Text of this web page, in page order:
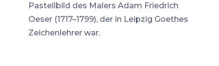
Pastellbild des Malers Adam Friedrich
Oeser (1717–1799), der in Leipzig Goethes
Zeichenlehrer war.